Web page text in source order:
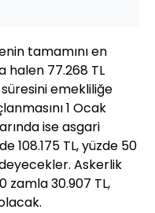
tamamını en
halen 77.268 TL
emekliliğe
1 Ocak
ise asgari
108.175 TL, yüzde 50
Askerlik
zamla 30.907 TL,